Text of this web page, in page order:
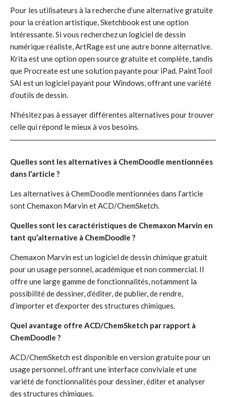
Pour les utilisateurs à la recherche d’une alternative gratuite
pour la création artistique, Sketchbook est une option
intéressante. Si vous recherchez un logiciel de dessin
numérique réaliste, ArtRage est une autre bonne alternative.
Krita est une option open source gratuite et complète, tandis
que Procreate est une solution payante pour iPad. PaintTool
SAI est un logiciel payant pour Windows, offrant une variété
d’outils de dessin.
N’hésitez pas à essayer différentes alternatives pour trouver
celle qui répond le mieux à vos besoins.
Quelles sont les alternatives à ChemDoodle mentionnées
dans l’article ?
Les alternatives à ChemDoodle mentionnées dans l’article
sont Chemaxon Marvin et ACD/ChemSketch.
Quelles sont les caractéristiques de Chemaxon Marvin en
tant qu’alternative à ChemDoodle ?
Chemaxon Marvin est un logiciel de dessin chimique gratuit
pour un usage personnel, académique et non commercial. Il
offre une large gamme de fonctionnalités, notamment la
possibilité de dessiner, d’éditer, de publier, de rendre,
d’importer et d’exporter des structures chimiques.
Quel avantage offre ACD/ChemSketch par rapport à
ChemDoodle ?
ACD/ChemSketch est disponible en version gratuite pour un
usage personnel, offrant une interface conviviale et une
variété de fonctionnalités pour dessiner, éditer et analyser
des structures chimiques.